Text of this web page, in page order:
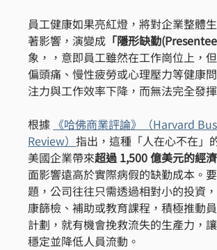
員工健康如果亮紅燈，將對企業整體
著影響，演變成 「隱形缺勤
象，，意即員工雖然在工作崗位上，
偏頭痛、慢性疲勞或心理壓力等健康
注力與工作效率下降，而無法完全發
根據 《哈佛商業評論》（Harvard
Review）指出，這種「人在心不在」
美國企業帶來超過 1,500 億美元的經
面影響遠高於實際病假的缺勤成本。
題，公司往往只需透過相對小的投資
康篩檢、補助或教育課程，積極推動
計劃，就有機會挽救流失的生產力，
穩定並降低人員流動。